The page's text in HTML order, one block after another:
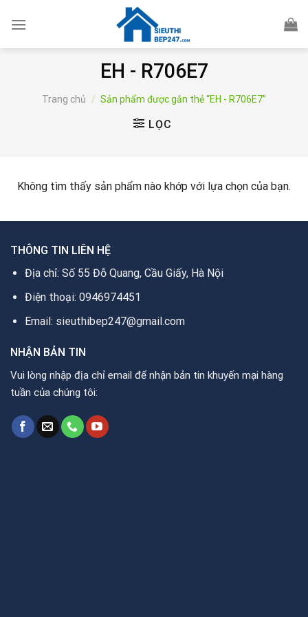
EH - R706E7
Trang chủ / Sản phẩm được gắn thẻ “EH - R706E7”
LỌC
Không tìm thấy sản phẩm nào khớp với lựa chọn của bạn.
THÔNG TIN LIÊN HỆ
Địa chỉ: Số 55 Đỗ Quang, Cầu Giấy, Hà Nội
Điện thoại: 0946974451
Email: sieuthibep247@gmail.com
NHẬN BẢN TIN
Vui lòng nhập địa chỉ email để nhận bản tin khuyến mại hàng
tuần của chúng tôi: